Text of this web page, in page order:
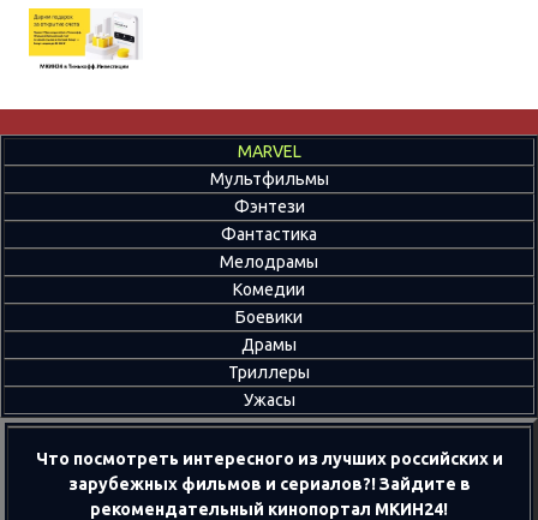
MARVEL
Мультфильмы
Фэнтези
Фантастика
Мелодрамы
Комедии
Боевики
Драмы
Триллеры
Ужасы
Что посмотреть интересного из лучших российских и
зарубежных фильмов и сериалов?! Зайдите в
рекомендательный кинопортал МКИН24!